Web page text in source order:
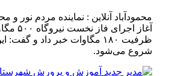
محمودآباد آنلاین : نماینده مردم نور و
آغاز
ظرفیت ۱۸۰ مگاوات خبر داد و
شروع می‌شود.